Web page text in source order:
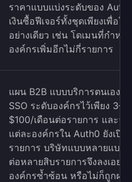
ราคาแบบแบ่งระดับของ
เงินซื้อฟีเจอร์ทั้งชุดเพียงเพื่อใ
อย่างเดียว เช่น โดเมนที่กำห
องค์กรเพิ่มอีกไม่กี่รายการ
แผน B2B แบบบริการตนเองข
SSO ระดับองค์กรไว้เพียง
$100/เดือนต่อรายการ และจ
แต่ละองค์กรใน Auth0 ยังเปิด
รายการ บริษัทแบบหลายแบร
ต่อหลายสิบรายการจึงลงเอย
องค์กรซ้ำซ้อน หรือไม่ก็ถูกผ